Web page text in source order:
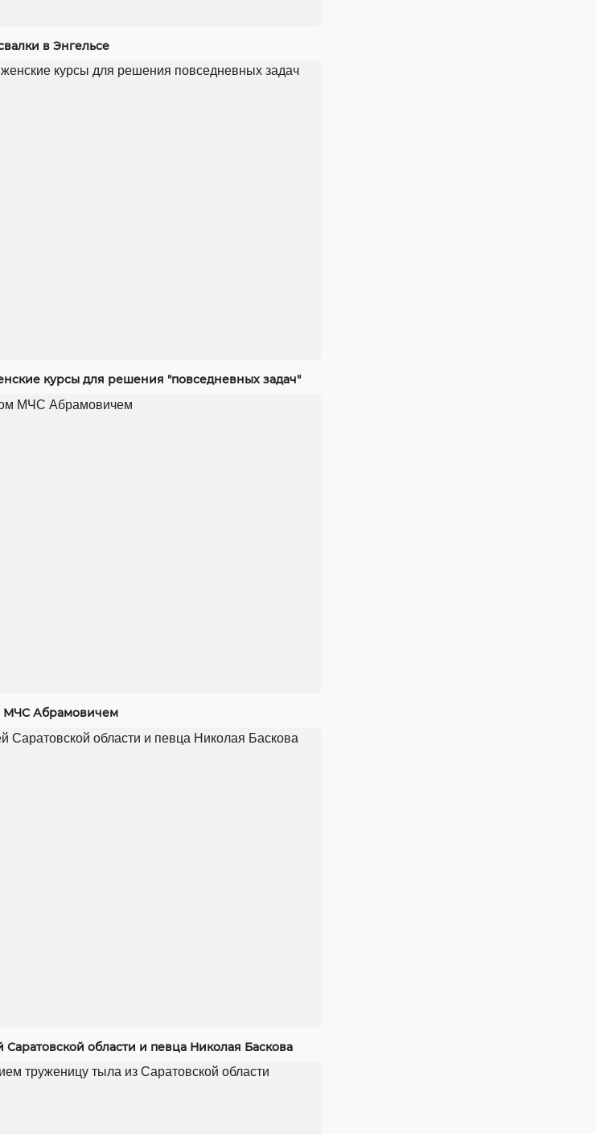
в Энгельсе
курсы для решения "повседневных задач"
МЧС Абрамовичем
области и певца Николая Баскова